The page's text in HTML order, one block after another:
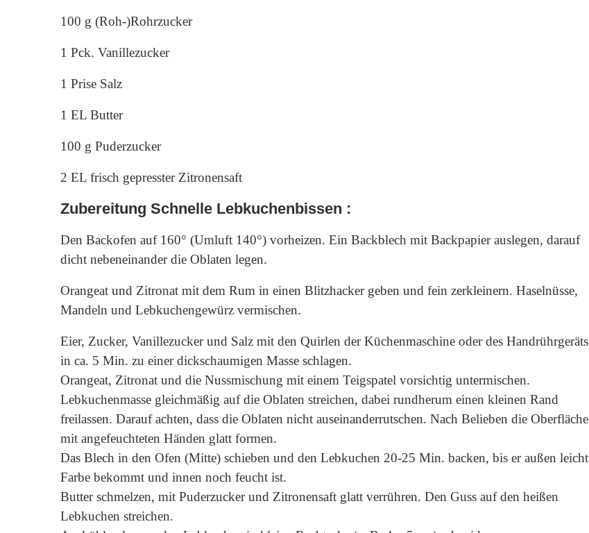
100 g (Roh-)Rohrzucker
1 Pck. Vanillezucker
1 Prise Salz
1 EL Butter
100 g Puderzucker
2 EL frisch gepresster Zitronensaft
Zubereitung Schnelle Lebkuchenbissen :
Den Backofen auf 160° (Umluft 140°) vorheizen. Ein Backblech mit Backpapier auslegen, darauf
dicht nebeneinander die Oblaten legen.
Orangeat und Zitronat mit dem Rum in einen Blitzhacker geben und fein zerkleinern. Haselnüsse,
Mandeln und Lebkuchengewürz vermischen.
Eier, Zucker, Vanillezucker und Salz mit den Quirlen der Küchenmaschine oder des Handrührgeräts
in ca. 5 Min. zu einer dickschaumigen Masse schlagen.
Orangeat, Zitronat und die Nussmischung mit einem Teigspatel vorsichtig untermischen.
Lebkuchenmasse gleichmäßig auf die Oblaten streichen, dabei rundherum einen kleinen Rand
freilassen. Darauf achten, dass die Oblaten nicht auseinanderrutschen. Nach Belieben die Oberfläche
mit angefeuchteten Händen glatt formen.
Das Blech in den Ofen (Mitte) schieben und den Lebkuchen 20-25 Min. backen, bis er außen leicht
Farbe bekommt und innen noch feucht ist.
Butter schmelzen, mit Puderzucker und Zitronensaft glatt verrühren. Den Guss auf den heißen
Lebkuchen streichen.